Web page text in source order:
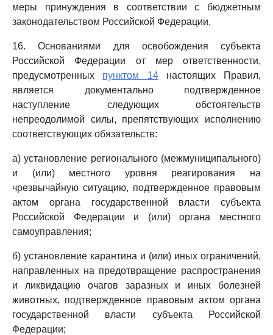
меры принуждения в соответствии с бюджетным
законодательством Российской Федерации.
16. Основаниями для освобождения субъекта
Российской Федерации от мер ответственности,
предусмотренных пунктом 14настоящих Правил,
является документально подтвержденное
наступление следующих обстоятельств
непреодолимой силы, препятствующих исполнению
соответствующих обязательств:
а) установление регионального (межмуниципального)
и (или) местного уровня реагирования на
чрезвычайную ситуацию, подтвержденное правовым
актом органа государственной власти субъекта
Российской Федерации и (или) органа местного
самоуправления;
б) установление карантина и (или) иных ограничений,
направленных на предотвращение распространения
и ликвидацию очагов заразных и иных болезней
животных, подтвержденное правовым актом органа
государственной власти субъекта Российской
Федерации;